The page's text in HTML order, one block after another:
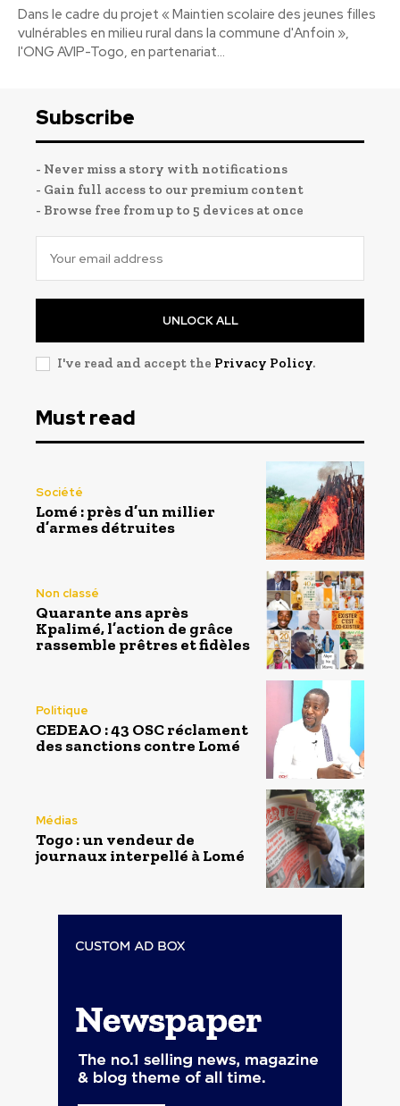
Dans le cadre du projet « Maintien scolaire des jeunes filles
vulnérables en milieu rural dans la commune d'Anfoin »,
l'ONG AVIP-Togo, en partenariat...
Subscribe
- Never miss a story with notifications
- Gain full access to our premium content
- Browse free from up to 5 devices at once
UNLOCK ALL
I've read and accept the Privacy Policy.
Must read
Société
Lomé : près d’un millier
d’armes détruites
Non classé
Quarante ans après
Kpalimé, l’action de grâce
rassemble prêtres et fidèles
Politique
CEDEAO : 43 OSC réclament
des sanctions contre Lomé
Médias
Togo : un vendeur de
journaux interpellé à Lomé